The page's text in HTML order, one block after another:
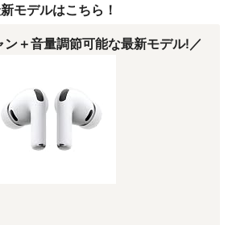
モデルはこちら！
ン＋音量調節可能な最新モデル!／